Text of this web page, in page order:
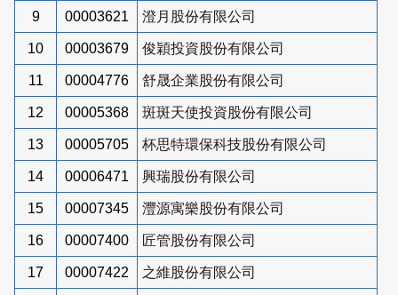
9 00003621 澄月股份有限公司
10 00003679 俊穎投資股份有限公司
11 00004776 舒晟企業股份有限公司
12 00005368 斑斑天使投資股份有限公司
13 00005705 杯思特環保科技股份有限公司
14 00006471 興瑞股份有限公司
15 00007345 灃源寓樂股份有限公司
16 00007400 匠管股份有限公司
17 00007422 之維股份有限公司